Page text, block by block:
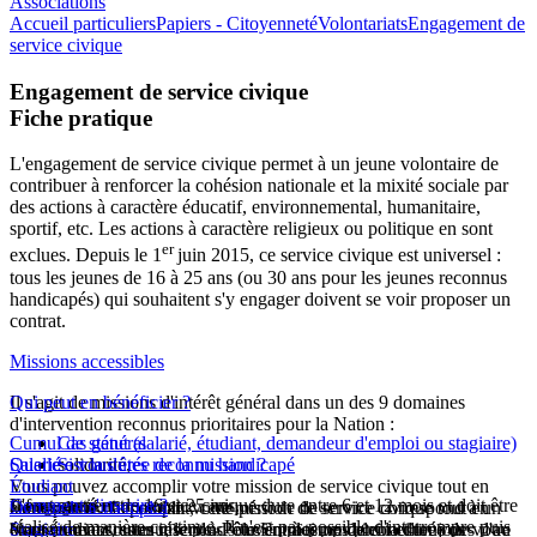
Accueil particuliersPapiers - CitoyennetéVolontariatsEngagement de
service civique
Engagement de service civique
Fiche pratique
L'engagement de service civique permet à un jeune volontaire de
contribuer à renforcer la cohésion nationale et la mixité sociale par
des actions à caractère éducatif, environnemental, humanitaire,
sportif, etc. Les actions à caractère religieux ou politique en sont
exclues. Depuis le 1erjuin 2015, ce service civique est universel :
tous les jeunes de 16 à 25 ans (ou 30 ans pour les jeunes reconnus
handicapés) qui souhaitent s'y engager doivent se voir proposer un
contrat.
Missions accessibles
Il s'agit de missions d'intérêt général dans un des 9 domaines
d'intervention reconnus prioritaires pour la Nation :
solidarité,
santé,
Qui peut en bénéficier ?
Cas général
Si vous êtes reconnu handicapé
Il faut avoir entre 16 et 25 ans.
Cumul de statut (salarié, étudiant, demandeur d'emploi ou stagiaire)
Salarié
Vous pouvez accomplir votre mission de service civique tout en
étant salarié. Cependant, cette période de service correspond à un
engagement soutenu, le plus souvent à temps plein et toujours d'au
Étudiant
Vous pouvez accomplir votre mission de service civique tout en
étant étudiant, sous réserve d’être en mesure de concilier vos
Demandeur d'emploi
Vous pouvez rester inscrit à Pôle Emploi pendant la durée de votre
Stagiaire
Quelle est la durée de la mission ?
L'engagement de service civique dure entre 6 et 12 mois et doit être
réalisé de manière continue. Il n'est pas possible d'interrompre puis
Comment s'inscrire ?